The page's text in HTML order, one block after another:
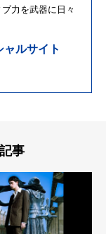
力を武器に日々
ルサイト
事